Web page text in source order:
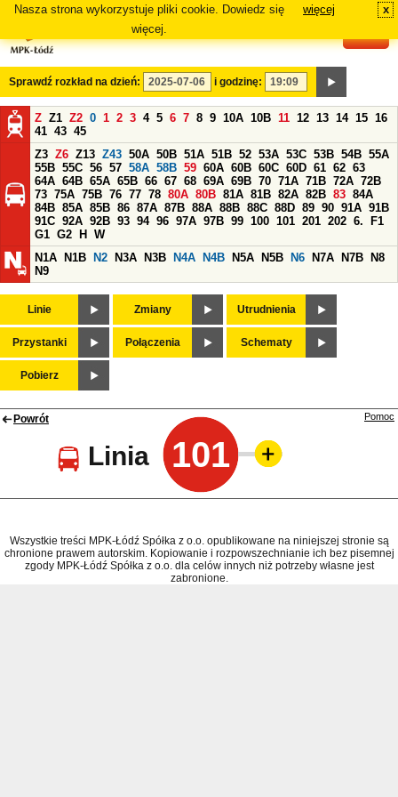
Nasza strona wykorzystuje pliki cookie. Dowiedz się
więcej.
więcej x
Sprawdź rozkład na dzień: i godzinę:
Z Z1 Z2 0 1 2 3 4 5 6 7 8 9 10A 10B 11 12 13 14 15 16
41 43 45
Z3 Z6 Z13 Z43 50A 50B 51A 51B 52 53A 53C 53B 54B 55A
55B 55C 56 57 58A 58B 59 60A 60B 60C 60D 61 62 63
64A 64B 65A 65B 66 67 68 69A 69B 70 71A 71B 72A 72B
73 75A 75B 76 77 78 80A 80B 81A 81B 82A 82B 83 84A
84B 85A 85B 86 87A 87B 88A 88B 88C 88D 89 90 91A 91B
91C 92A 92B 93 94 96 97A 97B 99 100 101 201 202 6.
F1
G1 G2 H
W
N1A
N1B N2 N3A N3B N4A N4B N5A N5B N6 N7A N7B
N8
N9
Linie Zmiany Utrudnienia
Przystanki Połączenia Schematy
Pobierz
Powrót
Linia 101
Pomoc
Wszystkie treści MPK-Łódź Spółka z o.o. opublikowane na niniejszej stronie są
chronione prawem autorskim. Kopiowanie i rozpowszechnianie ich bez pisemnej
zgody MPK-Łódź Spółka z o.o. dla celów innych niż potrzeby własne jest
zabronione.